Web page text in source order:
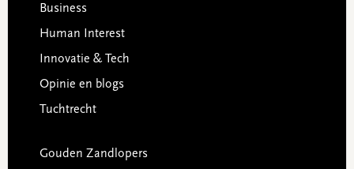
Business
Human Interest
Innovatie & Tech
Opinie en blogs
Tuchtrecht
Gouden Zandlopers